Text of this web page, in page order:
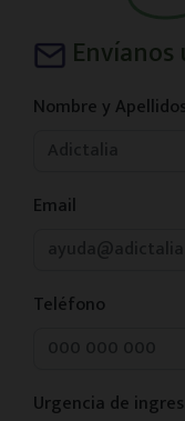
Nombre y Apellidos
Email
Teléfono
Urgencia de